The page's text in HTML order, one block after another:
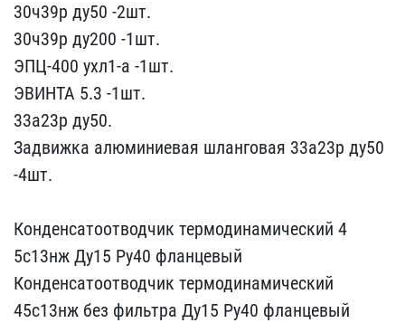
30ч39р ду​50 -2шт.
30ч39р ду200 -1​шт.
ЭПЦ-400 ухл1-а -1шт.​
ЭВИНТА 5.3 -1шт.
33а23р​ ду50.
Задвижка алюминие​вая шланговая 33а23р ду5​0
-4шт.
Конденсатоотво​дчик термодинамический 4​
5с13нж Ду15 Ру40 фланцев​ый
Конденсатоотводчик те​рмодинамический
45с13нж ​без фильтра Ду15 Ру40 фл​анцевый